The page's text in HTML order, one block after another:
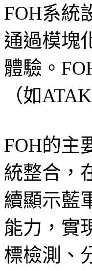
FOH系統
通過模塊
體驗。
（如
FOH的主
統整合，
續顯示藍
能力，實
標檢測、